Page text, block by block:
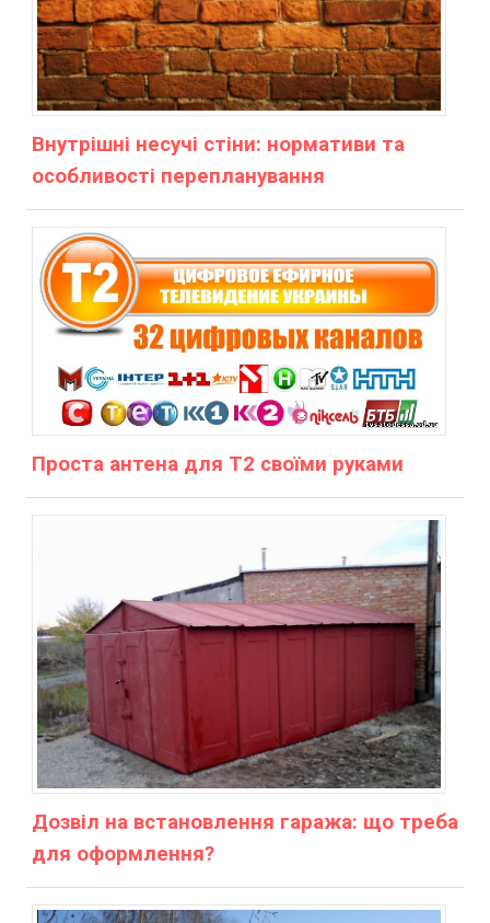
Внутрішні несучі стіни: нормативи та
особливості перепланування
Проста антена для Т2 своїми руками
Дозвіл на встановлення гаража: що треба
для оформлення?